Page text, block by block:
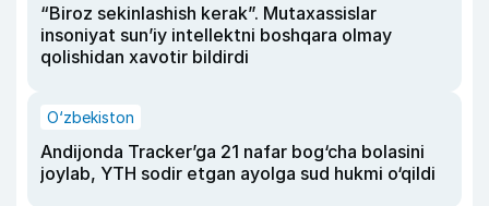
“Biroz sekinlashish kerak”. Mutaxassislar
insoniyat sun’iy intellektni boshqara olmay
qolishidan xavotir bildirdi
O‘zbekiston
Andijonda Tracker’ga 21 nafar bog‘cha bolasini
joylab, YTH sodir etgan ayolga sud hukmi o‘qildi